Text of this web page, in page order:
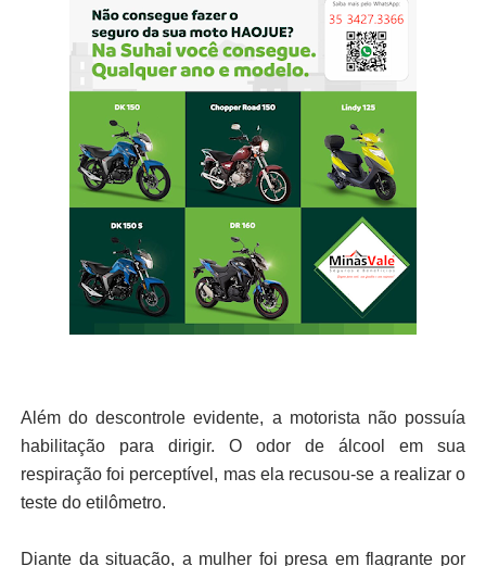
Além do descontrole evidente, a motorista não possuía
habilitação para dirigir. O odor de álcool em sua
respiração foi perceptível, mas ela recusou-se a realizar o
teste do etilômetro.
Diante da situação, a mulher foi presa em flagrante por